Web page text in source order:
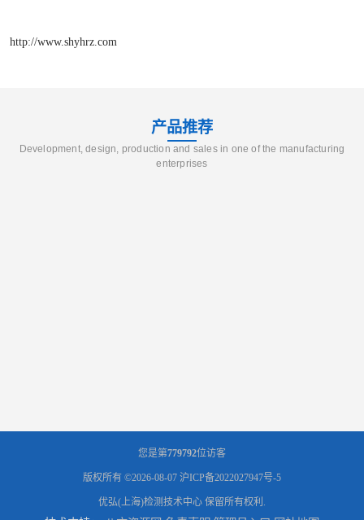
http://www.shyhrz.com
产品推荐
Development, design, production and sales in one of the manufacturing
enterprises
您是第779792位访客
版权所有 ©2026-08-07 沪ICP备2022027947号-5
优弘(上海)检测技术中心 保留所有权利.